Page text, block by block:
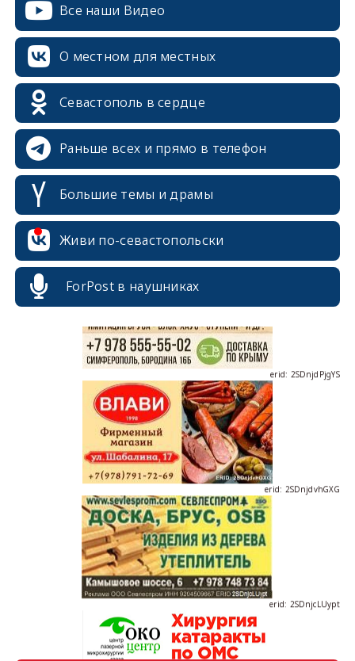
Все наши Видео
О местном для местных
Севастополь в сердце
Раньше всех и прямо в телефон
Большие темы и драмы
Живи по-севастопольски
ForPost в наушниках
erid: 2SDnjcrDNw6
erid: 2SDnjdPjgYS
erid: 2SDnjdvhGXG